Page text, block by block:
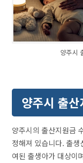
양주시
양주시 출
양주시의 출산지원금
정해져 있습니다. 출
여된 출생아가 대상이